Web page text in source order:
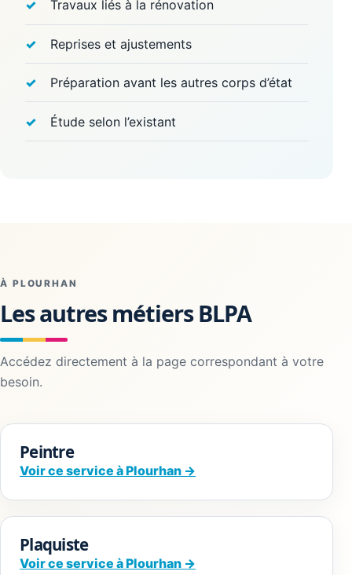
Travaux liés à la rénovation
Reprises et ajustements
Préparation avant les autres corps d’état
Étude selon l’existant
À PLOURHAN
Les autres métiers BLPA
Accédez directement à la page correspondant à votre
besoin.
Peintre
Voir ce service à Plourhan →
Plaquiste
Voir ce service à Plourhan →